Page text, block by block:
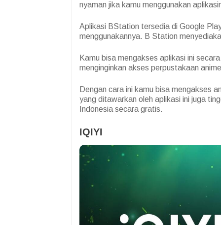
nyaman jika kamu menggunakan
Aplikasi BStation tersedia di Google
menggunakannya. B Station
Kamu bisa mengakses aplikasi ini
menginginkan akses perpustakaan
Dengan cara ini kamu bisa mengakses
yang ditawarkan oleh aplikasi ini juga
Indonesia secara gratis.
IQIYI